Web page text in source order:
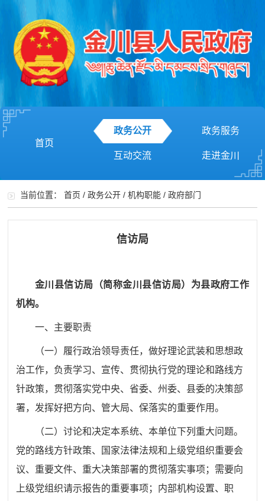
首页
政务公开 政务服务
互动交流 走进金川
当前位置：首页 /政务公开 /机构职能 /政府部门
信访局
金川县信访局（简称金川县信访局）为县政府工作
机构。
一、主要职责
（一）履行政治领导责任，做好理论武装和思想政
治工作，负责学习、宣传、贯彻执行党的理论和路线方
针政策，贯彻落实党中央、省委、州委、县委的决策部
署，发挥好把方向、管大局、保落实的重要作用。
（二）讨论和决定本系统、本单位下列重大问题。
党的路线方针政策、国家法律法规和上级党组织重要会
议、重要文件、重大决策部署的贯彻落实事项；需要向
上级党组织请示报告的重要事项；内部机构设置、职